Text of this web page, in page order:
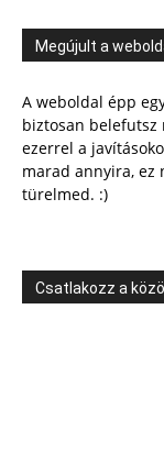
Megújult a
A weboldal épp
biztosan belefutsz
ezerrel a
marad annyira, ez
türelmed. :)
Csatlakozz a